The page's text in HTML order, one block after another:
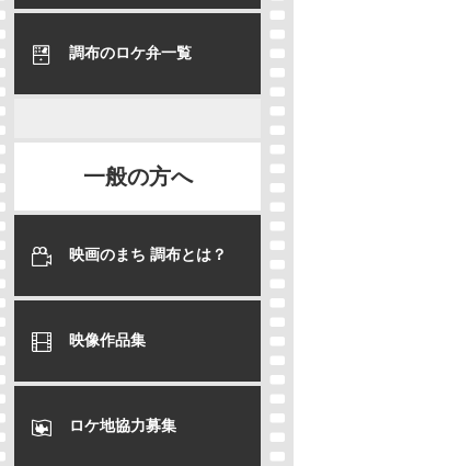
調布のロケ弁一覧
一般の方へ
映画のまち 調布とは？
映像作品集
ロケ地協力募集